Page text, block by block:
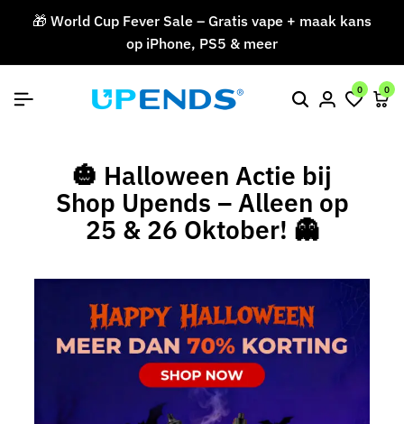
🎁 World Cup Fever Sale – Gratis vape + maak kans
op iPhone, PS5 & meer
0 0
🎃 Halloween Actie bij
Shop Upends – Alleen op
25 & 26 Oktober! 👻